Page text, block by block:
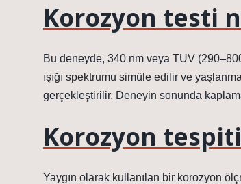
Korozyon testi
Bu deneyde, 340 nm veya TUV
ışığı spektrumu simüle edilir ve
gerçekleştirilir. Deneyin sonunda
Korozyon tespiti
Yaygın olarak kullanılan bir korozyon